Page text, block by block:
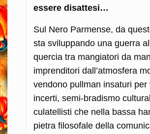
essere disattesi…
Sul Nero Parmense, da
sta sviluppando una guerra
quercia tra mangiatori da
imprenditori dall’atmosfera
vendono pullman insaturi per
incerti, semi-bradismo
culatellisti che nella bassa
pietra filosofale della